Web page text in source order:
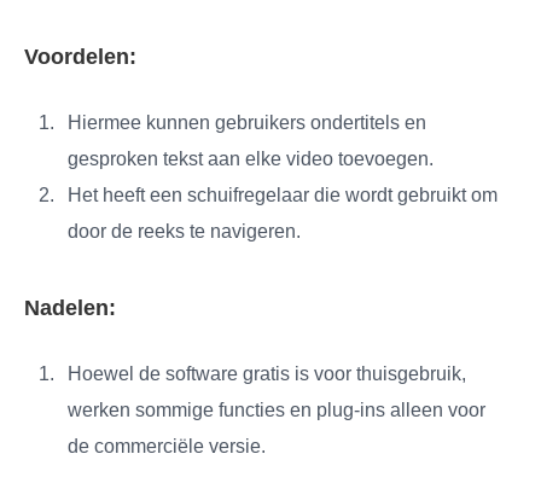
Voordelen:
Hiermee kunnen gebruikers ondertitels en
gesproken tekst aan elke video toevoegen.
Het heeft een schuifregelaar die wordt gebruikt om
door de reeks te navigeren.
Nadelen:
Hoewel de software gratis is voor thuisgebruik,
werken sommige functies en plug-ins alleen voor
de commerciële versie.